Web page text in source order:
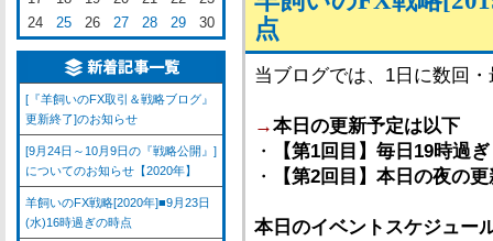
点
当ブログでは、1日に数回
→本日の更新予定は以下
・
【第1回目】毎日19時過
・
【第2回目】本日の夜の
本日のイベントスケジュー
24
25 26 27 28 29 30
[『羊飼いのFX取引＆戦略ブログ』
更新終了]のお知らせ
[9月24日～10月9日の『戦略公開』]
についてのお知らせ【2020年】
羊飼いのFX戦略[2020年]■9月23日
(水)16時過ぎの時点